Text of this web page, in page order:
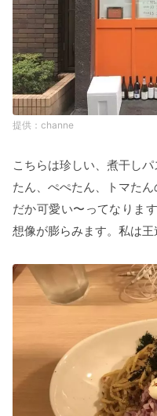
channe
こちらは珍しい、煮干し
たん、ぺぺたん、トマた
だか可愛い〜ってなりま
想像が膨らみます。私は